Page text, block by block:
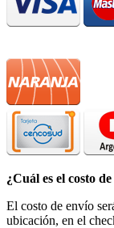
¿Cuál es el costo
El costo de envío
ubicación, en el